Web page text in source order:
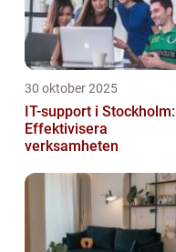
30 oktober 2025
IT-support i Stockholm:
Effektivisera
verksamheten